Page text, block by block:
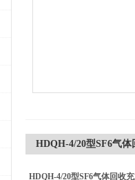
HDQH-4/20型SF6气体
HDQH-4/20型SF6气体回收